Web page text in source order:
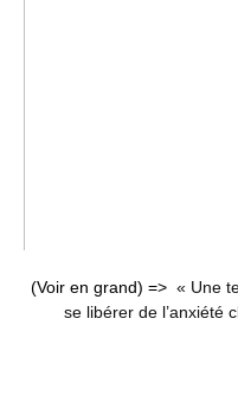
(Voir en grand) => « Une
se libérer de l’anxiété